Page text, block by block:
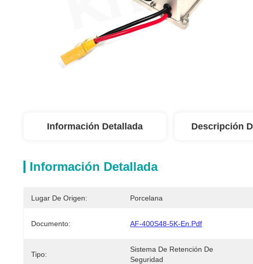
Información Detallada Descripción
Información Detallada
Lugar De Origen: Porcelana
Documento: AF-400S48-5K-En.pdf
Tipo:
Sistema De Retención De
Seguridad